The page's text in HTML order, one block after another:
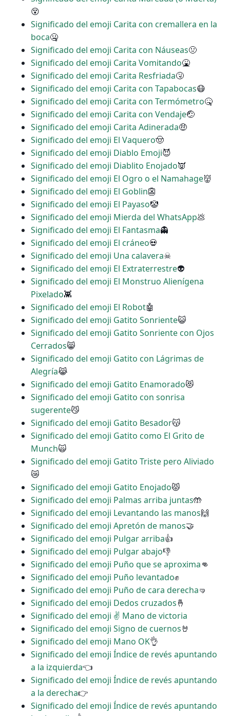
😵
Significado del emoji Carita con cremallera en la
boca🤐
Significado del emoji Carita con Náuseas🤢
Significado del emoji Carita Vomitando🤮
Significado del emoji Carita Resfriada🤧
Significado del emoji Carita con Tapabocas😷
Significado del emoji Carita con Termómetro🤒
Significado del emoji Carita con Vendaje🤕
Significado del emoji Carita Adinerada🤑
Significado del emoji El Vaquero🤠
Significado del emoji Diablo Emoji😈
Significado del emoji Diablito Enojado👿
Significado del emoji El Ogro o el Namahage👹
Significado del emoji El Goblin👺
Significado del emoji El Payaso🤡
Significado del emoji Mierda del WhatsApp💩
Significado del emoji El Fantasma👻
Significado del emoji El cráneo💀
Significado del emoji Una calavera☠
Significado del emoji El Extraterrestre👽
Significado del emoji El Monstruo Alienígena
Pixelado👾
Significado del emoji El Robot🤖
Significado del emoji Gatito Sonriente😺
Significado del emoji Gatito Sonriente con Ojos
Cerrados😸
Significado del emoji Gatito con Lágrimas de
Alegría😹
Significado del emoji Gatito Enamorado😻
Significado del emoji Gatito con sonrisa
sugerente😼
Significado del emoji Gatito Besador😽
Significado del emoji Gatito como El Grito de
Munch🙀
Significado del emoji Gatito Triste pero Aliviado
😿
Significado del emoji Gatito Enojado😾
Significado del emoji Palmas arriba juntas🤲
Significado del emoji Levantando las manos🙌
Significado del emoji Apretón de manos🤝
Significado del emoji Pulgar arriba👍
Significado del emoji Pulgar abajo👎
Significado del emoji Puño que se aproxima👊
Significado del emoji Puño levantado✊
Significado del emoji Puño de cara derecha🤜
Significado del emoji Dedos cruzados🤞
Significado del emoji ✌ Mano de victoria
Significado del emoji Signo de cuernos🤘
Significado del emoji Mano OK👌
Significado del emoji Índice de revés apuntando
a la izquierda👈
Significado del emoji Índice de revés apuntando
a la derecha👉
Significado del emoji Índice de revés apuntando